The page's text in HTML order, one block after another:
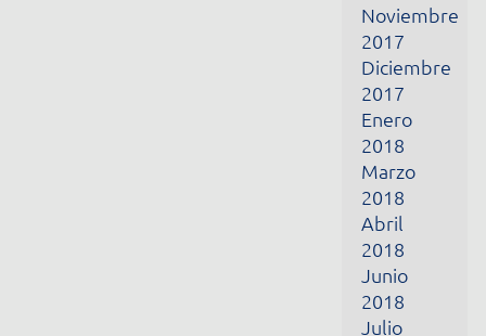
2018
Marzo
2018
Abril
2018
Junio
2018
Julio
2018
Octubre
2018
Noviembre
2018
Marzo